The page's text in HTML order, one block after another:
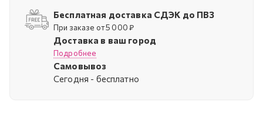
Бесплатная доставка СДЭК до ПВЗ
При заказе от 5 000 ₽
Доставка в ваш город
Подробнее
Самовывоз
Cегодня - бесплатно